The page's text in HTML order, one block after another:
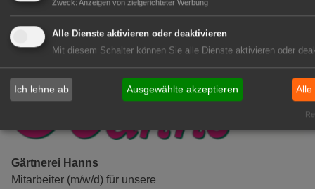
Gärtnerei Hanns
Mitarbeiter (m/w/d) für unsere
Zweck: Anzeigen von zielgerichteter Werbung
Alle Dienste aktivieren oder deaktivieren
Mit diesem Schalter können Sie alle Dienste aktivieren oder
Ich lehne ab Ausgewählte akzeptieren Alle